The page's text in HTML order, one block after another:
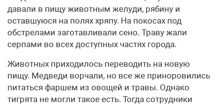
давали в пищу животным желуди, рябину и
оставшуюся на полях хряпу. На покосах под
обстрелами заготавливали сено. Траву жали
серпами во всех доступных частях города.
Животных приходилось переводить на новую
пищу. Медведи ворчали, но все же приноровились
питаться фаршем из овощей и травы. Однако
тигрята не могли такое есть. Тогда сотрудники